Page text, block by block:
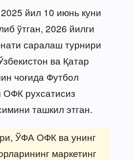
йил 10 июнь куни
ўтган, 2026 йилги
саралаш турнири
ва Қатар
чоғида Футбол
ОФК рухсатисиз
ташкил этган.
ЎФА ОФК ва унинг
маркетинг